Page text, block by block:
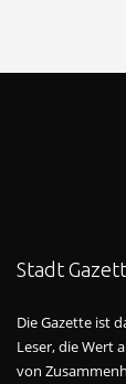
Stadt
Die Gazette ist
Leser, die Wert
von